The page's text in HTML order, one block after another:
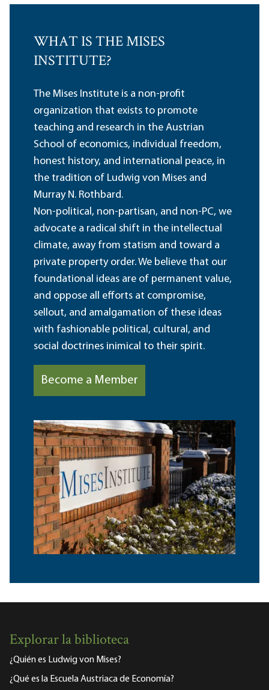
WHAT IS THE MISES
INSTITUTE?
The Mises Institute is a non-profit
organization that exists to promote
teaching and research in the Austrian
School of economics, individual freedom,
honest history, and international peace, in
the tradition of Ludwig von Mises and
Murray N. Rothbard.
Non-political, non-partisan, and non-PC, we
advocate a radical shift in the intellectual
climate, away from statism and toward a
private property order. We believe that our
foundational ideas are of permanent value,
and oppose all efforts at compromise,
sellout, and amalgamation of these ideas
with fashionable political, cultural, and
social doctrines inimical to their spirit.
Become a Member
Explorar la biblioteca
¿Quién es Ludwig von Mises?
¿Qué es la Escuela Austriaca de Economía?